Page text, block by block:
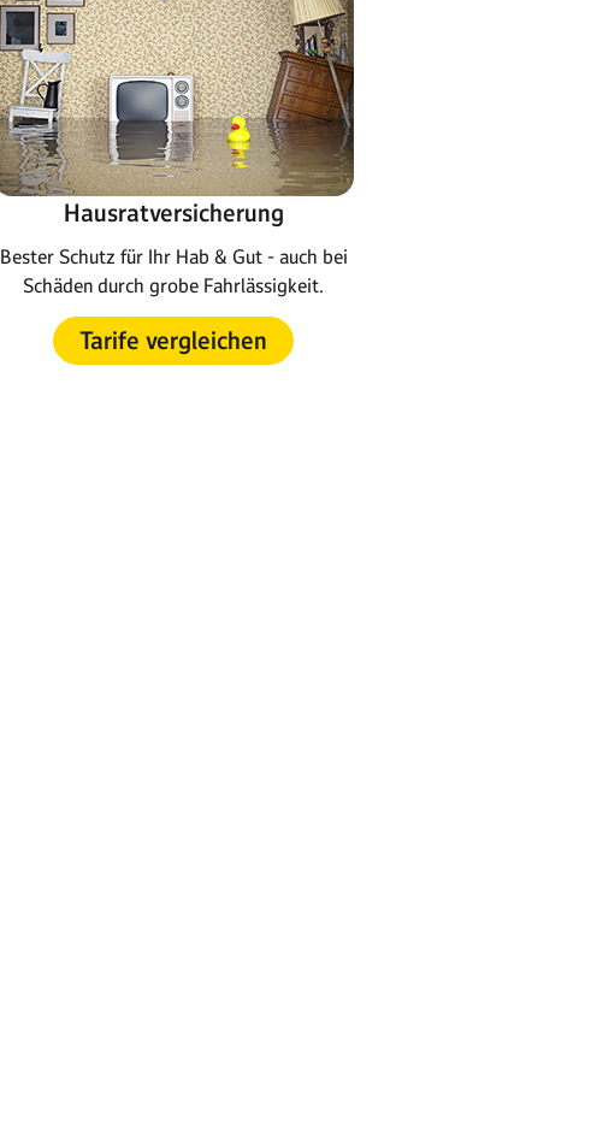
Hausratversicherung
Bester Schutz für Ihr Hab & Gut - auch bei
Schäden durch grobe Fahrlässigkeit.
Tarife vergleichen